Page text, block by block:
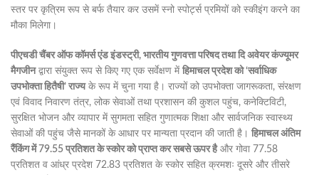
स्तर पर कृत्रिम रूप से बर्फ तैयार कर उसमें स्नो स्पोर्ट्स प्रमियों को स्कीइंग करने का
मौका मिलेगा।
पीएचडी चैंबर ऑफ कॉमर्स एंड इंडस्ट्री, भारतीय गुणवत्ता परिषद तथा दि अवेयर कंज्यूमर
मैगजीनद्वारा संयुक्त रूप से किए गए एक सर्वेक्षण में हिमाचल प्रदेश को ‘सर्वाधिक
उपभोक्ता हितैषी’ राज्यके रूप में चुना गया है। राज्यों को उपभोक्ता जागरूकता, संरक्षण
एवं विवाद निवारण तंत्र, लोक सेवाओं तथा प्रशासन की कुशल पहुंच, कनेक्टिविटी,
सुरक्षित भोजन और व्यापार में सुगमता सहित गुणात्मक शिक्षा और सार्वजनिक स्वास्थ्य
सेवाओं की पहुंच जैसे मानकों के आधार पर मान्यता प्रदान की जाती है। हिमाचल अंतिम
रैंकिंग में 79.55 प्रतिशत के स्कोर को प्राप्त कर सबसे ऊपर हैऔर गोवा 77.58
प्रतिशत व आंध्र प्रदेश 72.83 प्रतिशत के स्कोर सहित क्रमशः दूसरे और तीसरे